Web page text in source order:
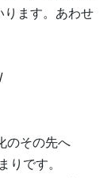
ります。あわせ
のその先へ
りです。